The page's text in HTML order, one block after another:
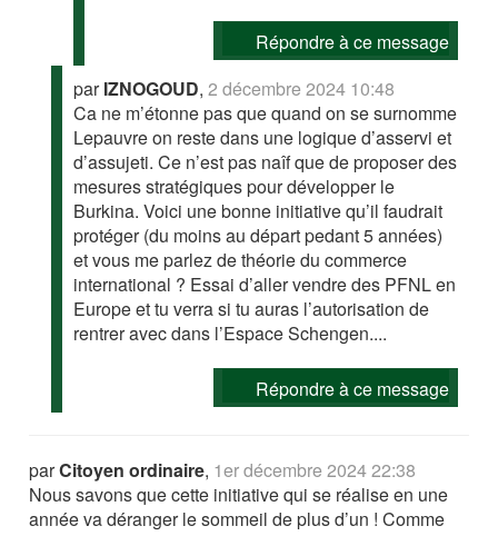
Répondre à ce message
parIZNOGOUD,2 décembre 2024 10:48
Ca ne m’étonne pas que quand on se surnomme
Lepauvre on reste dans une logique d’asservi et
d’assujeti. Ce n’est pas naîf que de proposer des
mesures stratégiques pour développer le
Burkina. Voici une bonne initiative qu’il faudrait
protéger (du moins au départ pedant 5 années)
et vous me parlez de théorie du commerce
international ? Essai d’aller vendre des PFNL en
Europe et tu verra si tu auras l’autorisation de
rentrer avec dans l’Espace Schengen....
Répondre à ce message
parCitoyen ordinaire, 1er décembre 2024 22:38
Nous savons que cette initiative qui se réalise en une
année va déranger le sommeil de plus d’un ! Comme